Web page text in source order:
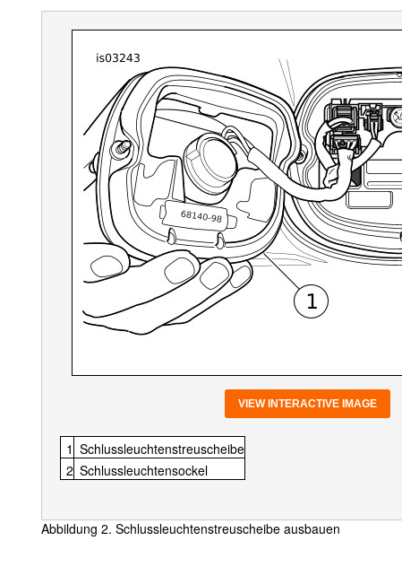
VIEW INTERACTIVE IMAGE
1 Schlussleuchtenstreuscheibe
2 Schlussleuchtensockel
Abbildung 2. Schlussleuchtenstreuscheibe ausbauen